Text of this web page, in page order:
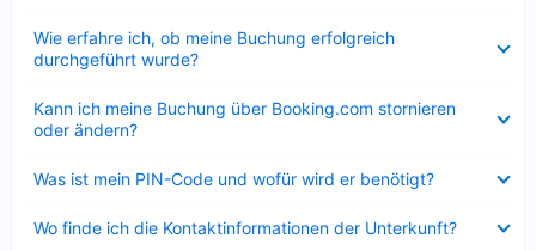
Wie erfahre ich, ob meine Buchung erfolgreich
durchgeführt wurde?
Kann ich meine Buchung über Booking.com stornieren
oder ändern?
Was ist mein PIN-Code und wofür wird er benötigt?
Wo finde ich die Kontaktinformationen der Unterkunft?